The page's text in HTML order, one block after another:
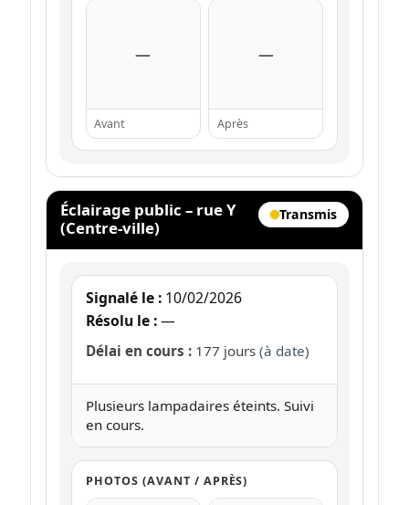
—
Avant
—
Après
Éclairage public – rue Y
(Centre-ville)
Transmis
Signalé le :10/02/2026
Résolu le :—
Délai en cours :177 jours (à date)
Plusieurs lampadaires éteints. Suivi
en cours.
PHOTOS (AVANT / APRÈS)